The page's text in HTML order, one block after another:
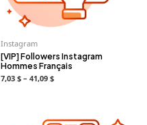
Instagram
[VIP] Followers Instagram
Hommes Français
7,03 $ – 41,09 $